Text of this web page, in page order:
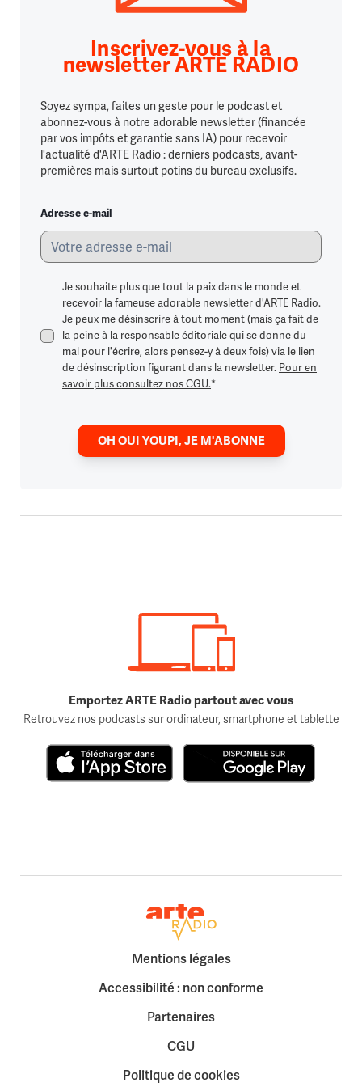
Inscrivez-vous à la
newsletter ARTE RADIO
Soyez sympa, faites un geste pour le podcast et
abonnez-vous à notre adorable newsletter (financée
par vos impôts et garantie sans IA) pour recevoir
l'actualité d'ARTE Radio : derniers podcasts, avant-
premières mais surtout potins du bureau exclusifs.
Adresse e-mail
Je souhaite plus que tout la paix dans le monde et
recevoir la fameuse adorable newsletter d'ARTE Radio.
Je peux me désinscrire à tout moment (mais ça fait de
la peine à la responsable éditoriale qui se donne du
mal pour l'écrire, alors pensez-y à deux fois) via le lien
de désinscription figurant dans la newsletter. Pour en
savoir plus consultez nos CGU.*
OH OUI YOUPI, JE M'ABONNE
Emportez ARTE Radio partout avec vous
Retrouvez nos podcasts sur ordinateur, smartphone et tablette
Retour à la page d'accueil
Mentions légales
Accessibilité : non conforme
Partenaires
CGU
Politique de cookies